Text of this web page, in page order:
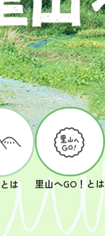
は 里山へGO！とは